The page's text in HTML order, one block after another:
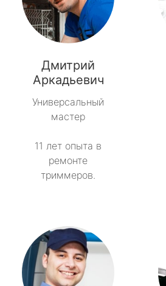
Дмитрий
Аркадьевич
Универсальный
мастер
11 лет опыта в
ремонте
триммеров.